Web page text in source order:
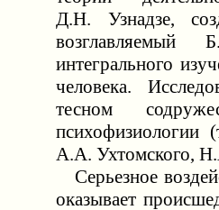
Д.Н. Узнадзе,
возглавляемый
интегрального
человека.
тесном
А.А. Ухтомского,
Серьезное
оказывает